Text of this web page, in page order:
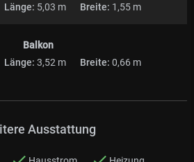
Länge: 5,03 m Breite: 1,55 m
Balkon
Länge: 3,52 m Breite: 0,66 m
Ausstattung